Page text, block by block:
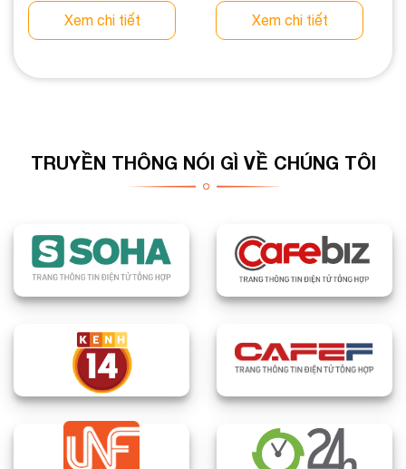
Xem chi tiết Xem chi tiết
TRUYỀN THÔNG NÓI GÌ VỀ CHÚNG TÔI